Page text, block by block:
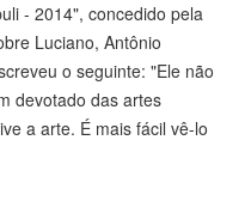
- 2014", concedido pela
Luciano, Antônio
o seguinte: "Ele não
devotado das artes
a arte. É mais fácil vê-lo